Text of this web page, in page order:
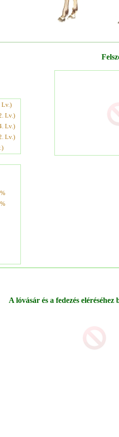
Lv.)
Lv.)
Lv.)
Lv.)
A lóvásár és a fedezés